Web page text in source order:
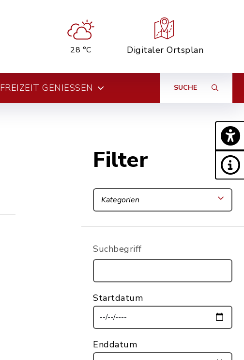
28 °C Digitaler Ortsplan
FREIZEIT GENIESSEN SUCHE
Filter
Kategorien
Suchbegriff
Startdatum
Enddatum